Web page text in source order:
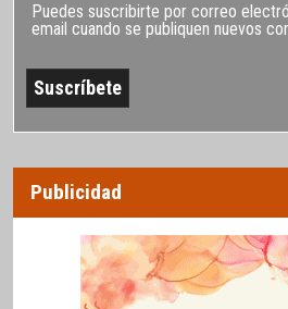
Puedes suscribirte por correo
email cuando se publiquen nuevos
Publicidad